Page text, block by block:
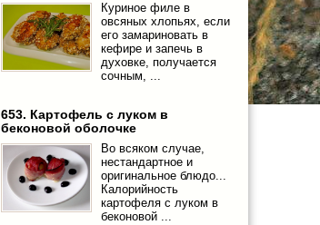
Куриное филе в
овсяных хлопьях, если
его замариновать в
кефире и запечь в
духовке, получается
сочным, ...
653. Картофель с луком в
беконовой оболочке
Во всяком случае,
нестандартное и
оригинальное блюдо...
Калорийность
картофеля с луком в
беконовой ...